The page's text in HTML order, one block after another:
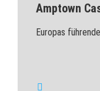
Amptown
Europas